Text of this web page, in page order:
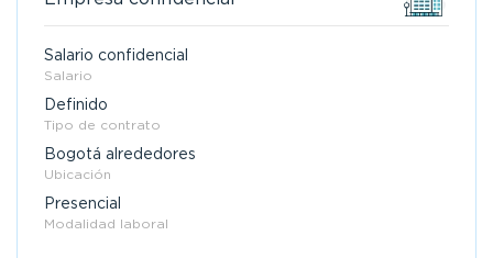
Salario confidencial
Salario
Definido
Tipo de contrato
Bogotá alrededores
Ubicación
Presencial
Modalidad laboral